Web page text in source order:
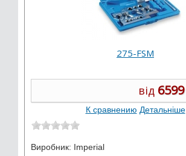
275-FSМ
від 6599
К сравнению Детальніше
Виробник: Imperial